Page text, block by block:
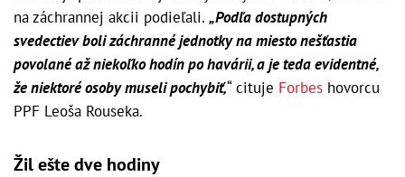
na záchrannej akcii podieľali. „Podľa dostupných
svedectiev boli záchranné jednotky na miesto nešťastia
povolané až niekoľko hodín po havárii, a je teda evidentné,
že niektoré osoby museli pochybiť,“ cituje Forbes hovorcu
PPF Leoša Rouseka.
Žil ešte dve hodiny